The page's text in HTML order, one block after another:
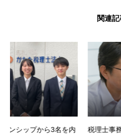
関連
税理士事務所の残業実態を教